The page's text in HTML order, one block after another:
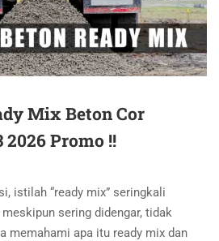
Mix Beton Cor
Promo !!
istilah “ready mix” seringkali
sering didengar, tidak
memahami apa itu ready mix dan